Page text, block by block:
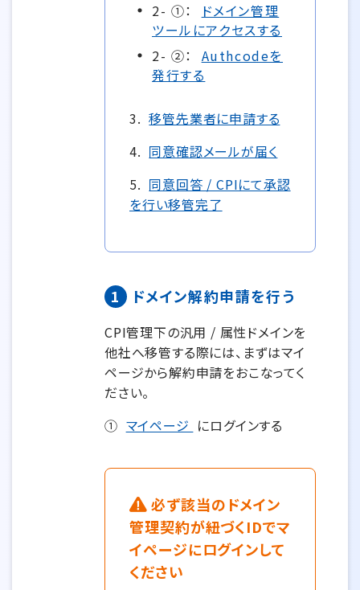
2- ①：
ドメイン管理
ツールにアクセスする
2- ②：
Authcodeを
発行する
3. 移管先業者に申請する
4. 同意確認メールが届く
5. 同意回答 / CPIにて承認
を行い移管完了
1 ドメイン解約申請を行う
CPI管理下の汎用 / 属性ドメインを
他社へ移管する際には、まずはマイ
ページから解約申請をおこなってく
ださい。
① マイページ にログインする
必ず該当のドメイン
管理契約が紐づくIDでマ
イページにログインして
ください